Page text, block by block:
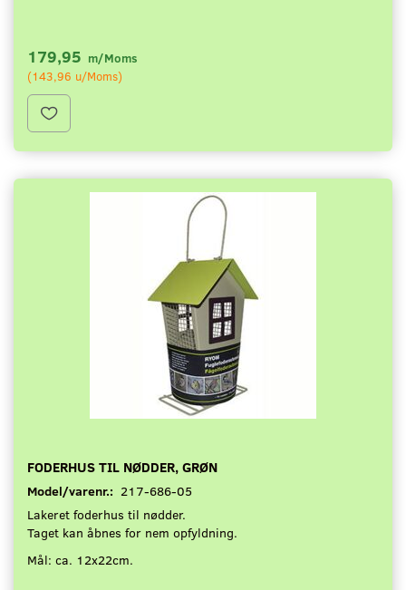
179,95 m/Moms
(143,96 u/Moms)
FODERHUS TIL NØDDER, GRØN
Model/varenr.: 217-686-05
Lakeret foderhus til nødder.
Taget kan åbnes for nem opfyldning.
Mål: ca. 12x22cm.